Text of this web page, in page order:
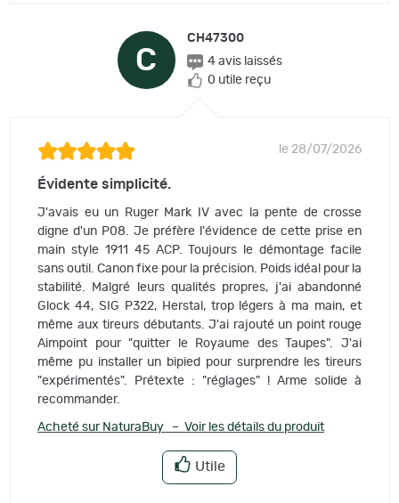
C
CH47300
4 avis laissés
0 utile reçu
le 28/07/2026
Évidente simplicité.
J'avais eu un Ruger Mark IV avec la pente de crosse
digne d'un P08. Je préfère l'évidence de cette prise en
main style 1911 45 ACP. Toujours le démontage facile
sans outil. Canon fixe pour la précision. Poids idéal pour la
stabilité. Malgré leurs qualités propres, j'ai abandonné
Glock 44, SIG P322, Herstal, trop légers à ma main, et
même aux tireurs débutants. J'ai rajouté un point rouge
Aimpoint pour "quitter le Royaume des Taupes". J'ai
même pu installer un bipied pour surprendre les tireurs
"expérimentés". Prétexte : "réglages" ! Arme solide à
recommander.
Acheté sur NaturaBuy – Voir les détails du produit
Utile